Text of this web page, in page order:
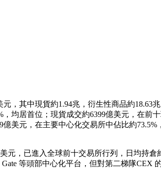
，其中現貨約1.94兆，衍生性商品約18.63
均居首位；現貨成交約6399億美元，在前
美元，在主要中心化交易所中佔比約
元，已進入全球前十交易所行列，日均持倉
等頭部中心化平台，但對第二梯隊CEX